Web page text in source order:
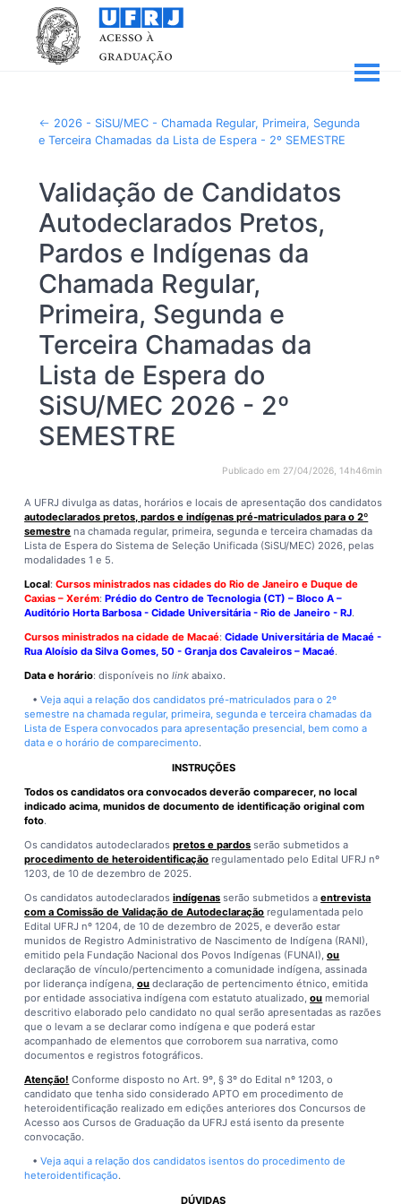
2026 - SiSU/MEC - Chamada Regular, Primeira, Segunda
e Terceira Chamadas da Lista de Espera - 2º SEMESTRE
Validação de Candidatos
Autodeclarados Pretos,
Pardos e Indígenas da
Chamada Regular,
Primeira, Segunda e
Terceira Chamadas da
Lista de Espera do
SiSU/MEC 2026 - 2º
SEMESTRE
Publicado em 27/04/2026, 14h46min
A UFRJ divulga as datas, horários e locais de apresentação dos candidatos
autodeclarados pretos, pardos e indígenas pré-matriculados para o 2º
semestre na chamada regular, primeira, segunda e terceira chamadas da
Lista de Espera do Sistema de Seleção Unificada (SiSU/MEC) 2026, pelas
modalidades 1 e 5.
Local:Cursos ministrados nas cidades do Rio de Janeiro e Duque de
Caxias – Xerém:Prédio do Centro de Tecnologia (CT) – Bloco A –
Auditório Horta Barbosa - Cidade Universitária - Rio de Janeiro - RJ.
Cursos ministrados na cidade de Macaé:Cidade Universitária de Macaé -
Rua Aloísio da Silva Gomes, 50 - Granja dos Cavaleiros – Macaé.
Data e horário: disponíveis nolink abaixo.
•Veja aqui a relação dos candidatos pré-matriculados para o 2º
semestre na chamada regular, primeira, segunda e terceira chamadas da
Lista de Espera convocados para apresentação presencial, bem como a
data e o horário de comparecimento.
INSTRUÇÕES
Todos os candidatos ora convocados deverão comparecer, no local
indicado acima, munidos de documento de identificação original com
foto.
Os candidatos autodeclaradospretos e pardos serão submetidos a
procedimento de heteroidentificação regulamentado pelo Edital UFRJ nº
1203, de 10 de dezembro de 2025.
Os candidatos autodeclaradosindígenas serão submetidos aentrevista
com a Comissão de Validação de Autodeclaração regulamentada pelo
Edital UFRJ nº 1204, de 10 de dezembro de 2025, e deverão estar
munidos de Registro Administrativo de Nascimento de Indígena (RANI),
emitido pela Fundação Nacional dos Povos Indígenas (FUNAI),ou
declaração de vínculo/pertencimento a comunidade indígena, assinada
por liderança indígena,ou declaração de pertencimento étnico, emitida
por entidade associativa indígena com estatuto atualizado,ou memorial
descritivo elaborado pelo candidato no qual serão apresentadas as razões
que o levam a se declarar como indígena e que poderá estar
acompanhado de elementos que corroborem sua narrativa, como
documentos e registros fotográficos.
Atenção! Conforme disposto no Art. 9º, § 3º do Edital nº 1203, o
candidato que tenha sido considerado APTO em procedimento de
heteroidentificação realizado em edições anteriores dos Concursos de
Acesso aos Cursos de Graduação da UFRJ está isento da presente
convocação.
•Veja aqui a relação dos candidatos isentos do procedimento de
heteroidentificação.
DÚVIDAS